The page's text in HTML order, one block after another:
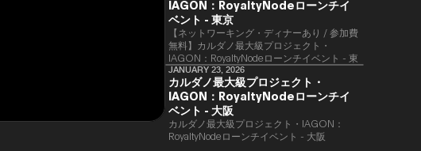
を開催し、リラックスした雰囲気の中で質の
高いネットワーキングを促進しています。
IAGON：RoyaltyNodeローンチイ
ベント - 東京
【ネットワーキング・ディナーあり / 参加費
無料】カルダノ最大級プロジェクト・
IAGON：RoyaltyNodeローンチイベント - 東
京
JANUARY 23, 2026
カルダノ最大級プロジェクト・
IAGON：RoyaltyNodeローンチイ
ベント - 大阪
​カルダノ最大級プロジェクト・IAGON：
RoyaltyNodeローンチイベント - 大阪